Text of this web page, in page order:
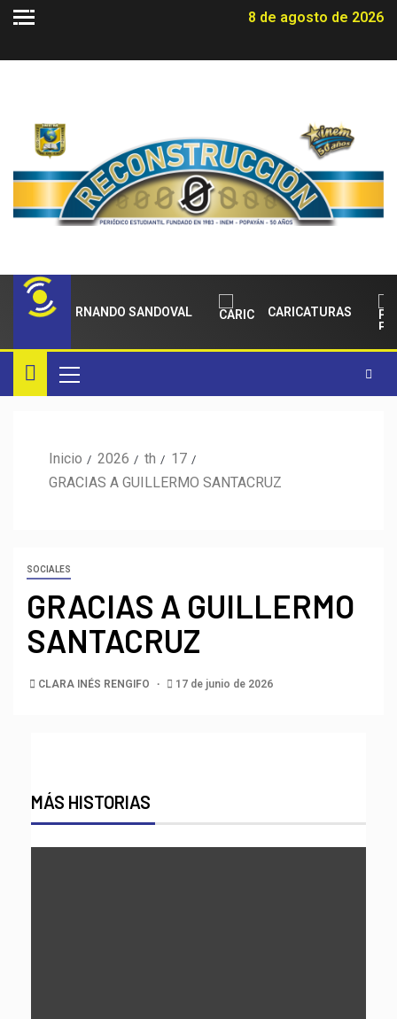
8 de agosto de 2026
PARA FERNANDO SANDOVAL CARICATURAS
Inicio 2026 th
17
GRACIAS A GUILLERMO SANTACRUZ
SOCIALES
GRACIAS A GUILLERMO
SANTACRUZ
CLARA INÉS RENGIFO 17 de junio de 2026
MÁS HISTORIAS